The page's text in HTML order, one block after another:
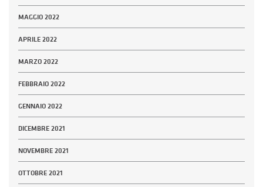
MAGGIO 2022
APRILE 2022
MARZO 2022
FEBBRAIO 2022
GENNAIO 2022
DICEMBRE 2021
NOVEMBRE 2021
OTTOBRE 2021